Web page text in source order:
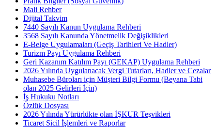
Mali Rehber
Dijital Takvim
7440 Sayılı Kanun Uygulama Rehberi
3568 Sayılı Kanunda Yönetmelik Değişiklikleri
E-Belge Uygulamaları (Geçiş Tarihleri Ve Hadler)
Turizm Payı Uygulama Rehberi
Geri Kazanım Katılım Payı (GEKAP) Uygulama Rehberi
2026 Yılında Uygulanacak Vergi Tutarları, Hadler ve Cezalar
Muhasebe Büroları için Müşteri Bilgi Formu (Beyana Tabi
olan 2025 Gelirleri İçin)
İş Hukuku Notları
Özlük Dosyası
2026 Yılında Yürürlükte olan İŞKUR Teşvikleri
Ticaret Sicil İşlemleri ve Raporlar